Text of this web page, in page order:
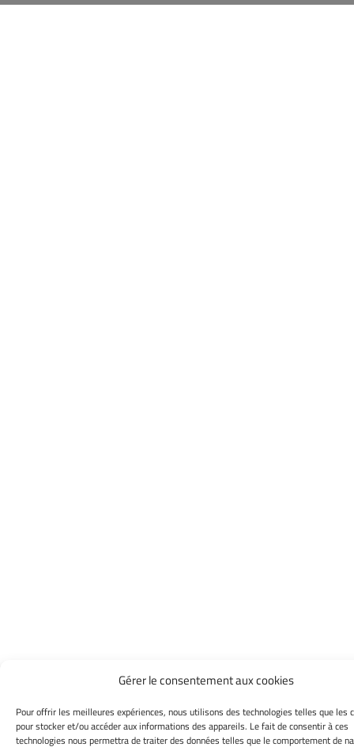
Gérer le consentement aux cookies
Pour offrir les meilleures expériences, nous utilisons des technologies telles que les
pour stocker et/ou accéder aux informations des appareils. Le fait de consentir à ces
technologies nous permettra de traiter des données telles que le comportement de